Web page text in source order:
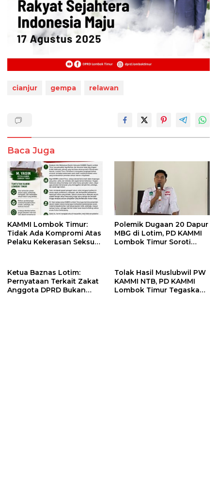
cianjur gempa relawan
Baca Juga
KAMMI Lombok Timur:
Tidak Ada Kompromi Atas
Pelaku Kekerasan Seksual,
Polemik Dugaan 20 Dapur
MBG di Lotim, PD KAMMI
Lombok Timur Soroti
Ketua Baznas Lotim:
Pernyataan Terkait Zakat
Anggota DPRD Bukan
Tolak Hasil Muslubwil PW
KAMMI NTB, PD KAMMI
Lombok Timur Tegaskan